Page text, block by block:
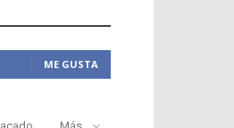
ME GUSTA